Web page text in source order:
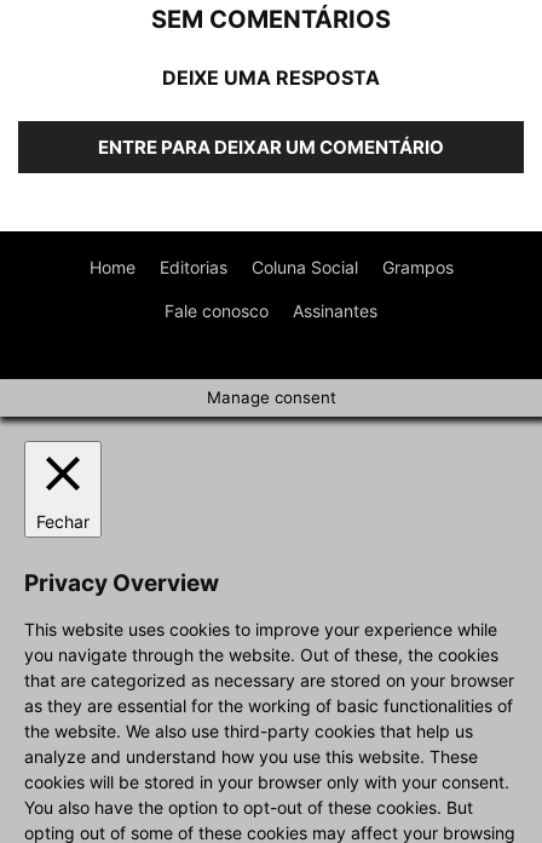
SEM COMENTÁRIOS
DEIXE UMA RESPOSTA
ENTRE PARA DEIXAR UM COMENTÁRIO
Home Editorias Coluna Social Grampos
Fale conosco Assinantes
Manage consent
Fechar
Privacy Overview
This website uses cookies to improve your experience while
you navigate through the website. Out of these, the cookies
that are categorized as necessary are stored on your browser
as they are essential for the working of basic functionalities of
the website. We also use third-party cookies that help us
analyze and understand how you use this website. These
cookies will be stored in your browser only with your consent.
You also have the option to opt-out of these cookies. But
opting out of some of these cookies may affect your browsing